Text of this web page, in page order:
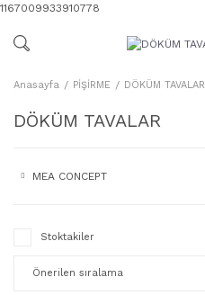
1167009933910778
Anasayfa PİŞİRME DÖKÜM TAVALAR
DÖKÜM TAVALAR
MEA CONCEPT
Stoktakiler